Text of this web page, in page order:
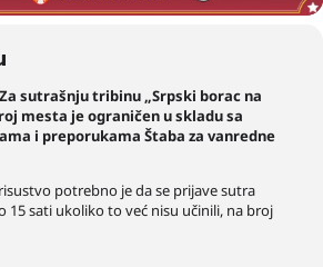
sutrašnju tribinu „Srpski borac na
mesta je ograničen u skladu sa
i preporukama Štaba za vanredne
potrebno je da se prijave sutra
15 sati ukoliko to već nisu učinili, na broj